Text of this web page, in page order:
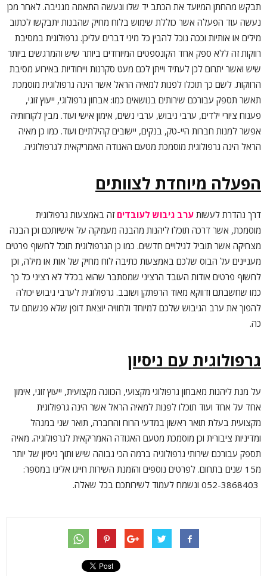
תבקש מהחתן המיועד את הכתב יד שלו ונעשה התאמה מגניבה. לאחר מכן
נעשה עוד הפעלה אשר כוללת שימוש בלוח מחיק שהבנות יתבקשו לכתוב
מילים או אותיות וככה נוכל להבין כל מיני דברים עליכן. גרפולוגית במסיבת
רווקות זה ללא ספק אחד הקונספטים המיוחדים ביותר שיש והמרגשים ביותר
שיש ואשר יתרום לכן לעתיד וייתן לכם מעט סקרנות וייחודיות באירוע מסיבת
הרווקות. לשם כך תוכלו לפנות למאיה הראל אשר הינה גרפולוגית מוסמכת
תאשר תספק עבורכם שירותים בנושאים כמו: אבחון גרפולוגי, ייעוץ זוגי,
פענוח ציורי ילדים, ערבי גיבוש, ערבי נשים, אימון אישי ועוד. מבין לקוחותיה
אפשר למנות חברות היי-טק, בנקים, יישובים קהילתיים ועוד. כמו כן מאיה
הראל הינה גרפולוגית מוסמכת מטעם האגודה האמריקאית לגרפולוגיה.
הפעלה מיוחדת לצוותים
דרך נהדרת לעשות ערב גיבוש לעובדיםזה באמצעות גרפולוגית
מוסמכת, אשר דרכה תוכלו ליהנות מהבנה מעמיקה על אישיותכם וכן הבנה
מצחיקה אשר תוביל לגילויים חדשים. כמו כן הגרפולוגית תוכל לחשוף פרטים
מעניינים על הבוס שלכם באמצעות כתיבה לוח מחיק של אות או מילה, וכן
לחשוף פרטים אודות העובד הרציני שמסתבר שהוא בכלל לא רציני כל כך
כמו שחשבתם ודווקא מאוד הרפתקן ושובב. גרפולוגית לערבי גיבוש יכולה
להפוך את ערב הגיבוש שלכם למיוחד ולחוויה יוצאת דופן שלא פגשתם עד
כה.
גרפולוגית עם ניסיון
על מנת ליהנות מאבחון גרפולוגי מקצועי, הכוונה מקצועית, ייעוץ זוגי, אימון
אחד על אחד ועוד תוכלו לפנות למאיה הראל אשר הינה גרפולוגית
מקצועית בעלת תואר ראשון במדעי הרוח והחברה, תואר שני במנהל
ומדיניות ציבורית וכן מוסמכת מטעם האגודה האמריקאית לגרפולוגיה. מאיה
תספק עבורכם שירותי גרפולוגיה ברמה הכי גבוהה שיש ותוך ניסיון של יותר
מ15 שנים בתחום. לפרטים נוספים והזמנת השירות חייגו אלינו במספר: